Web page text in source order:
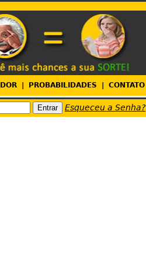
| PROBABILIDADES CONTATO
Esqueceu a Senha?